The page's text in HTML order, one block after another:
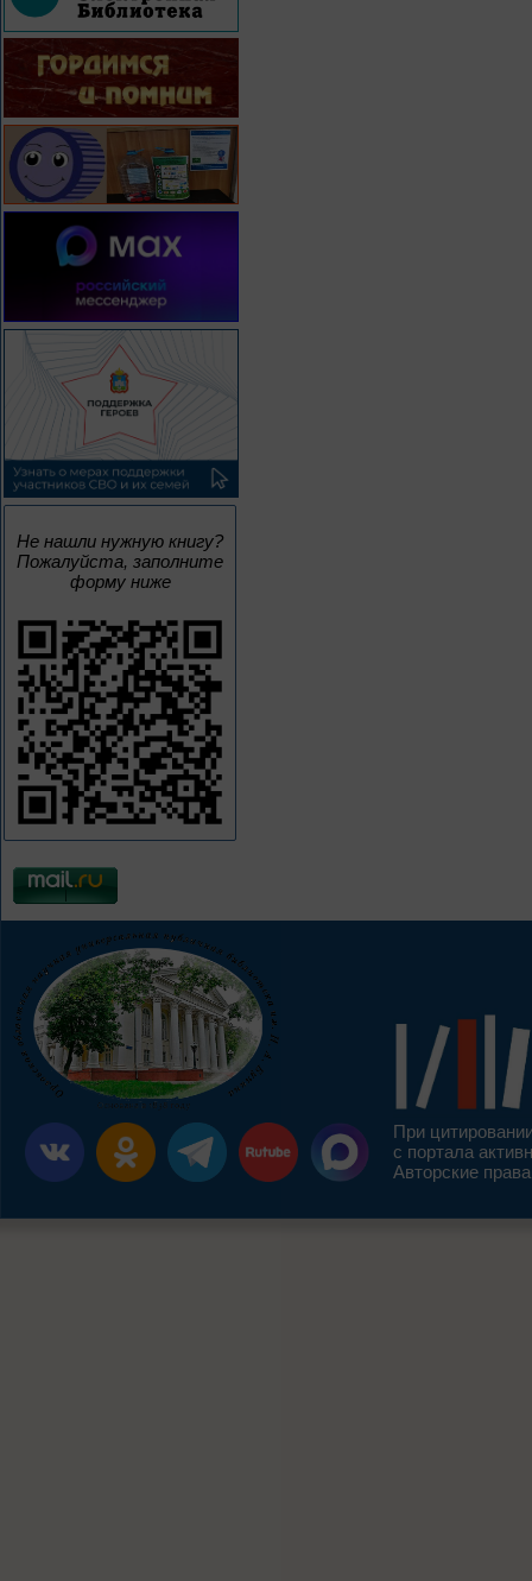
Не нашли нужную книгу?
Пожалуйста, заполните
форму ниже
При
с портала
Авторские